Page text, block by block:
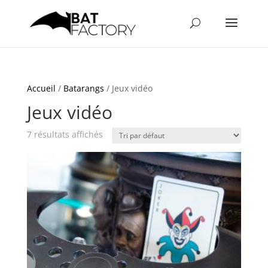
Accueil / Batarangs / Jeux vidéo
Jeux vidéo
7 résultats affichés